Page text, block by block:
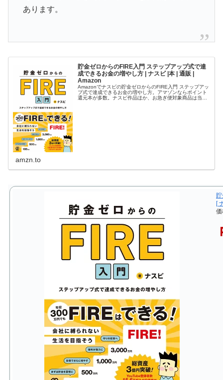
あります。
貯金ゼロからのFIRE入門 ステップアップ式で達
成できるお金の増やし方 | ナスビ |本 | 通販 |
Amazon
Amazonでナスビの貯金ゼロからのFIRE入門 ステップアッ
プ式で達成できるお金の増やし方。アマゾンならポイント
還元本が多数。ナスビ作品ほか、お急ぎ便対象商品は当日
amzn.to
[